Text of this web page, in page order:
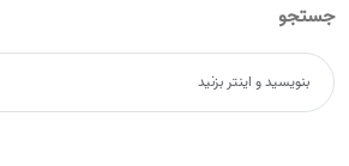
جستجو